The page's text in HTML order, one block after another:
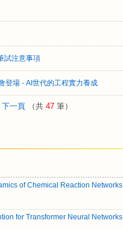
試注意事項
登場 - AI世代的工程實力養成
下一頁 （共47 筆）
of Chemical Reaction Networks
for Transformer Neural Networks